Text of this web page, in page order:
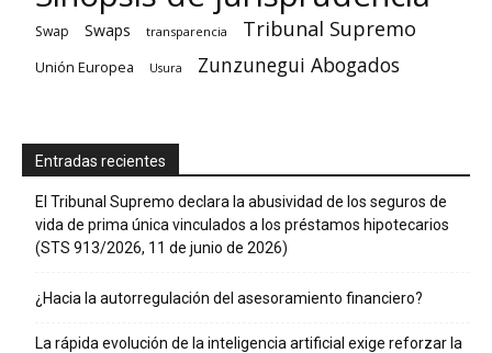
Swap Swaps transparencia Tribunal Supremo
Unión Europea Usura Zunzunegui Abogados
Entradas recientes
El Tribunal Supremo declara la abusividad de los seguros de
vida de prima única vinculados a los préstamos hipotecarios
(STS 913/2026, 11 de junio de 2026)
¿Hacia la autorregulación del asesoramiento financiero?
La rápida evolución de la inteligencia artificial exige reforzar la